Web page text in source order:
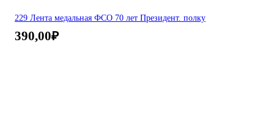
229 Лента медальная ФСО 70 лет Президент. полку
390,00₽